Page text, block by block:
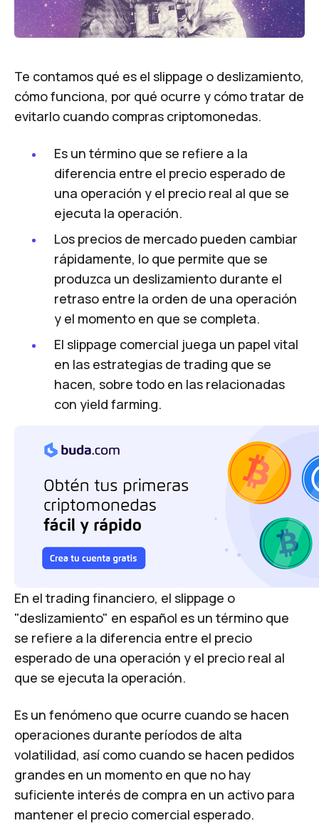
Te contamos qué es el slippage o deslizamiento,
cómo funciona, por qué ocurre y cómo tratar de
evitarlo cuando compras criptomonedas.
Es un término que se refiere a la
diferencia entre el precio esperado de
una operación y el precio real al que se
ejecuta la operación.
Los precios de mercado pueden cambiar
rápidamente, lo que permite que se
produzca un deslizamiento durante el
retraso entre la orden de una operación
y el momento en que se completa.
El slippage comercial juega un papel vital
en las estrategias de trading que se
hacen, sobre todo en las relacionadas
con yield farming.
En el trading financiero, el slippage o
"deslizamiento" en español es un término que
se refiere a la diferencia entre el precio
esperado de una operación y el precio real al
que se ejecuta la operación.
Es un fenómeno que ocurre cuando se hacen
operaciones durante períodos de alta
volatilidad, así como cuando se hacen pedidos
grandes en un momento en que no hay
suficiente interés de compra en un activo para
mantener el precio comercial esperado.